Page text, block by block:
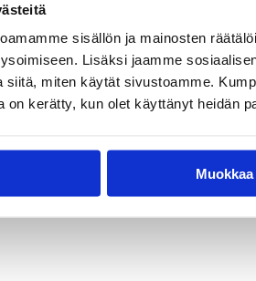
sisällön ja mainosten
Lisäksi jaamme
siitä, miten käytät sivustoamme.
on kerätty, kun olet käyttänyt heidän
Muokkaa